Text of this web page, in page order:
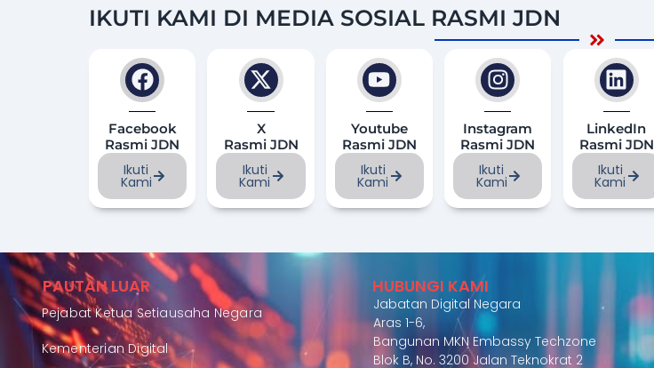
IKUTI KAMI DI MEDIA SOSIAL RASMI JDN
Facebook
Rasmi JDN
Ikuti
Kami
X
Rasmi JDN
Ikuti
Kami
Youtube
Rasmi JDN
Ikuti
Kami
Instagram
Rasmi JDN
Ikuti
Kami
LinkedIn
Rasmi JDN
Ikuti
Kami
PAUTAN LUAR
Pejabat Ketua Setiausaha Negara
Kementerian Digital
HUBUNGI KAMI
Jabatan Digital Negara
Aras 1-6,
Bangunan MKN Embassy Techzone
Blok B, No. 3200 Jalan Teknokrat 2